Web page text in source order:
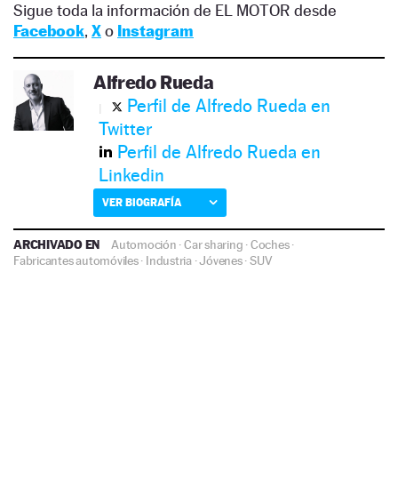
Sigue toda la información de EL MOTOR desde
Facebook, Xo Instagram
Alfredo Rueda
Perfil de Alfredo Rueda en
Twitter
Perfil de Alfredo Rueda en
Linkedin
VER BIOGRAFÍA
ARCHIVADO EN Automoción ·Car sharing ·Coches·
Fabricantes automóviles· Industria·Jóvenes·SUV